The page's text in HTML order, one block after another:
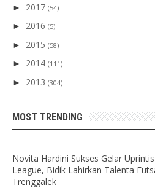
► 2017 (54)
► 2016 (5)
► 2015 (58)
► 2014 (111)
► 2013 (304)
MOST TRENDING
Novita Hardini Sukses Gelar
League, Bidik Lahirkan Talenta
Trenggalek